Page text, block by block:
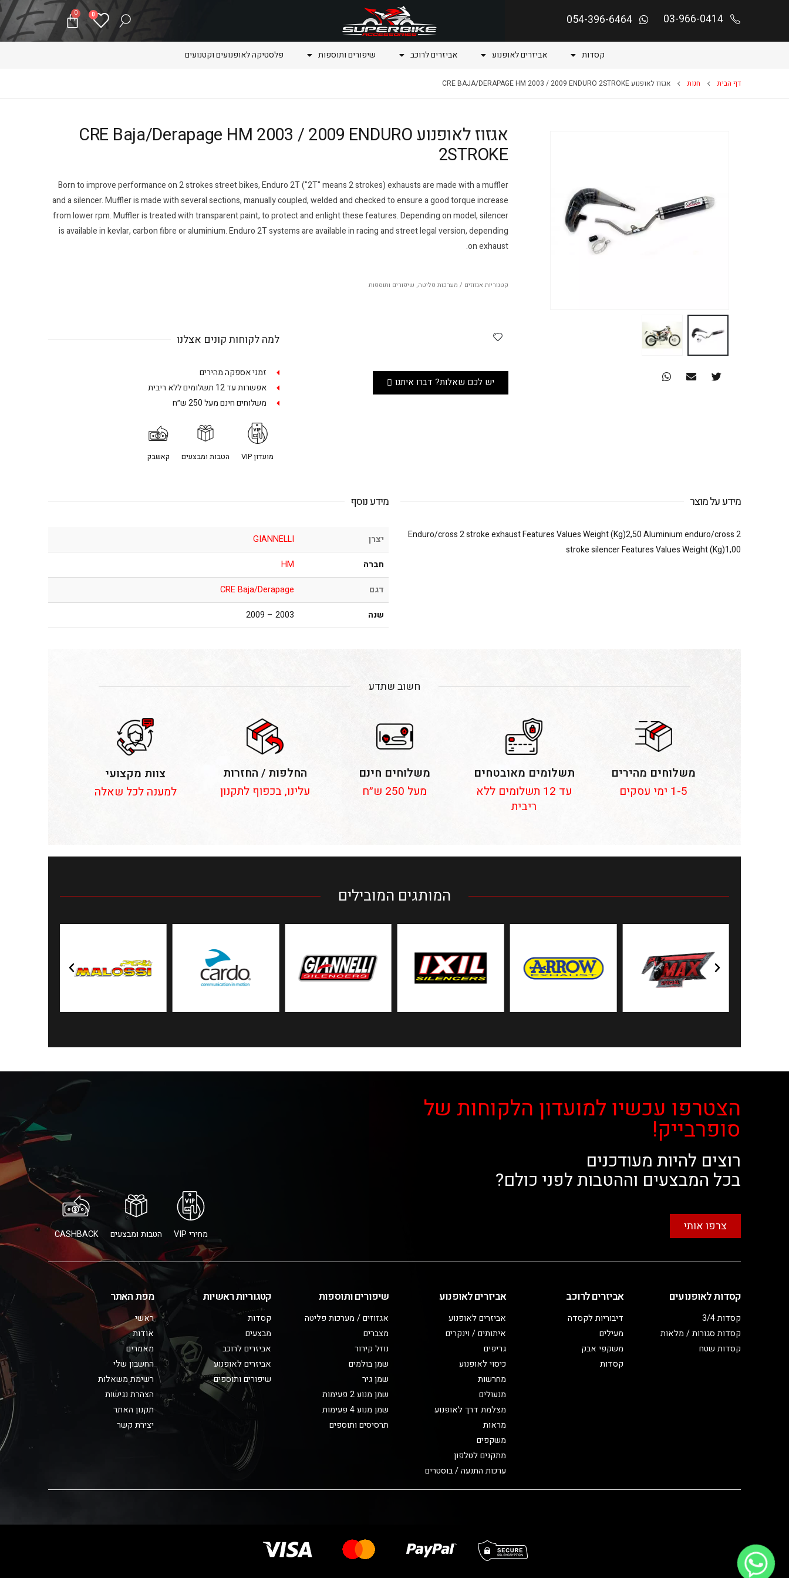
03-966-0414
054-396-6464
0
0
קסדות אביזרים לאופנוע אביזרים לרוכב שיפורים ותוספות פלסטיקה לאופנועים וקטנועים
דף הבית חנות אגזוז לאופנוע CRE BAJA/DERAPAGE HM 2003 / 2009 ENDURO 2STROKE
אגזוז לאופנוע CRE Baja/Derapage HM 2003 / 2009 ENDURO
2STROKE
Born to improve performance on 2 strokes street bikes, Enduro 2T ("2T" means 2 strokes) exhausts are made with a muffler
and a silencer. Muffler is made with several sections, manually coupled, welded and checked to ensure a good torque increase
from lower rpm. Muffler is treated with transparent paint, to protect and enlight these features. Depending on model, silencer
is available in kevlar, carbon fibre or aluminium. Enduro 2T systems are available in racing and street legal version, depending
on exhaust.
קטגוריותאגזוזים / מערכות פליטה, שיפורים ותוספות
יש לכם שאלות? דברו איתנו
למה לקוחות קונים אצלנו
זמני אספקה מהירים
אפשרות עד 12 תשלומים ללא ריבית
משלוחים חינם מעל 250 ש״ח
מועדון VIP הטבות ומבצעים קאשבק
מידע על מוצר
Enduro/cross 2 stroke exhaust Features Values Weight (Kg)2,50 Aluminium enduro/cross 2
stroke silencer Features Values Weight (Kg)1,00
מידע נוסף
יצרן GIANNELLI
חברה HM
דגם CRE Baja/Derapage
שנה 2003 – 2009
חשוב שתדע
משלוחים מהירים
1-5 ימי עסקים
תשלומים מאובטחים
עד 12 תשלומים ללא
ריבית
משלוחים חינם
מעל 250 ש״ח
החלפות / החזרות
עלינו, בכפוף לתקנון
צוות מקצועי
למענה לכל שאלה
המותגים המובילים
הצטרפו עכשיו למועדון הלקוחות של
סופרבייק!
רוצים להיות מעודכנים
בכל המבצעים וההטבות לפני כולם?
צרפו אותי
מחירי VIP הטבות ומבצעים CASHBACK
קסדות לאופנועים
קסדות 3/4
קסדות סגורות / מלאות
קסדות שטח
אביזרים לרוכב
דיבוריות לקסדה
מעילים
משקפי אבק
קסדות
אביזרים לאופנוע
אביזרים לאופנוע
איתותים / וינקרים
גריפים
כיסוי לאופנוע
מחרשות
מנעולים
מצלמת דרך לאופנוע
מראות
משקפים
מתקנים לטלפון
ערכות התנעה / בוסטרים
שיפורים ותוספות
אגזוזים / מערכות פליטה
מצברים
נוזל קירור
שמן בולמים
שמן גיר
שמן מנוע 2 פעימות
שמן מנוע 4 פעימות
תרסיסים ותוספים
קטגוריות ראשיות
קסדות
מבצעים
אביזרים לרוכב
אביזרים לאופנוע
שיפורים ותוספים
מפת האתר
ראשי
אודות
מאמרים
החשבון שלי
רשימת משאלות
הצהרת נגישות
תקנון האתר
יצירת קשר